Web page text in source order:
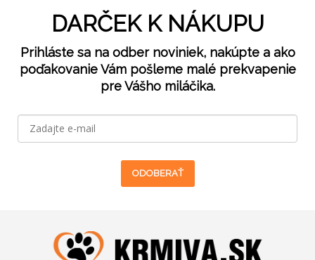
DARČEK K NÁKUPU
Prihláste sa na odber noviniek, nakúpte a ako
poďakovanie Vám pošleme malé prekvapenie
pre Vášho miláčika.
ODOBERAŤ